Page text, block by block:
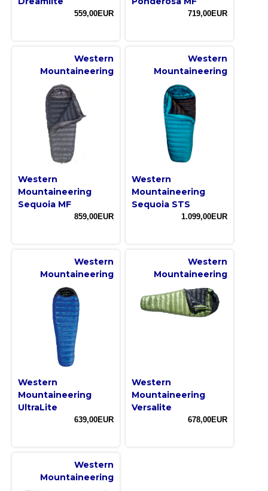
559,00EUR 719,00EUR
Western
Mountaineering
Western
Mountaineering
Sequoia MF
859,00EUR
Western
Mountaineering
Western
Mountaineering
Sequoia STS
1.099,00EUR
Western
Mountaineering
Western
Mountaineering
UltraLite
639,00EUR
Western
Mountaineering
Western
Mountaineering
Versalite
678,00EUR
Western
Mountaineering